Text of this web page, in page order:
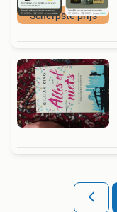
Scherpste prijs